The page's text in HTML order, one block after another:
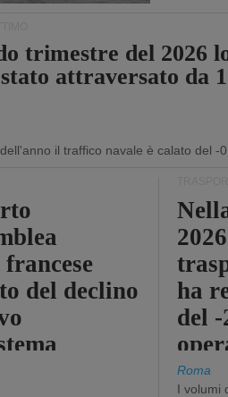
trimestre del 2026
attraversato da
il traffico navale è calato del -
del declino
ha
del
Roma
I volumi